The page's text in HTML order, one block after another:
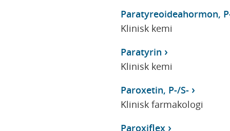
Paratyreoideahormon,
Klinisk kemi
Paratyrin
Klinisk kemi
Paroxetin, P-/S-
Klinisk farmakologi
Paroxiflex